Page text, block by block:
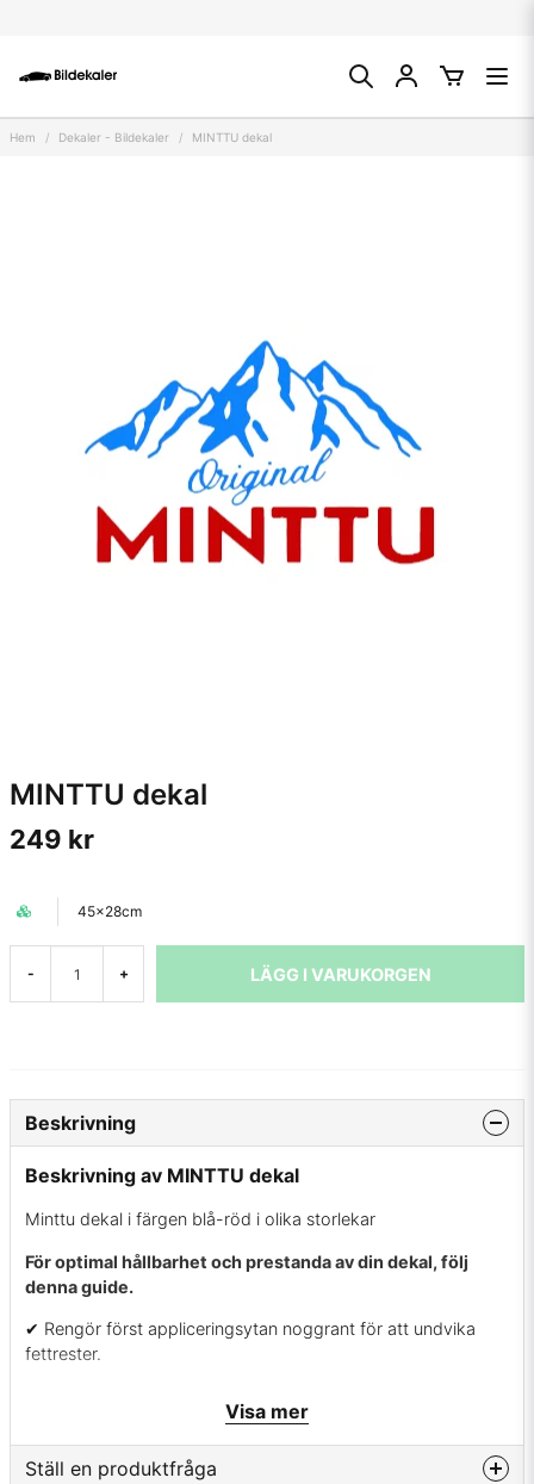
Hem Dekaler - Bildekaler MINTTU dekal
MINTTU dekal
249 kr
45x28cm
- + LÄGG I VARUKORGEN
Beskrivning
Beskrivning av MINTTU dekal
Minttu dekal i färgen blå-röd i olika storlekar
För optimal hållbarhet och prestanda av din dekal, följ
denna guide.
✔ Rengör först appliceringsytan noggrant för att undvika
fettrester.
grader för optimal vidhäftning.
✔ Ta bort skyddspappret varsamt utan att dra med vinyl.
Visa mer
Ställ en produktfråga